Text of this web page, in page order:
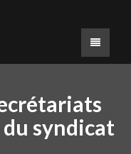
syndicat